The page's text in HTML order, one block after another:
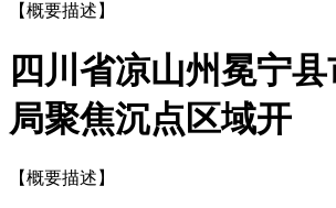
【概要描述】
四川省凉山州冕宁
局聚焦沉点区域开
【概要描述】